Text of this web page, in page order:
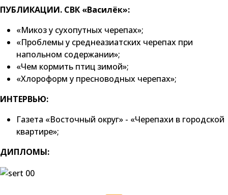
ПУБЛИКАЦИИ. СВК «Василёк»:
«Микоз у сухопутных черепах»;
«Проблемы у среднеазиатских черепах при
напольном содержании»;
«Чем кормить птиц зимой»;
«Хлороформ у пресноводных черепах»;
ИНТЕРВЬЮ:
Газета «Восточный округ» - «Черепахи в городской
квартире»;
ДИПЛОМЫ: